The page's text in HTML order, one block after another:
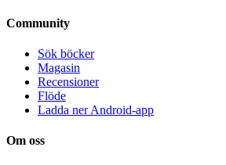
Community
Sök böcker
Magasin
Recensioner
Flöde
Ladda ner Android-app
Om oss